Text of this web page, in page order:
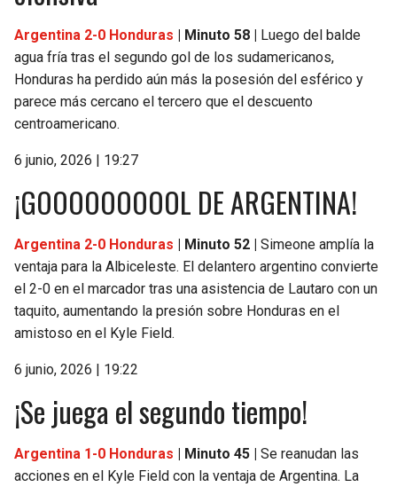
Argentina 2-0 Honduras | Minuto 58 | Luego del balde
agua fría tras el segundo gol de los sudamericanos,
Honduras ha perdido aún más la posesión del esférico y
parece más cercano el tercero que el descuento
centroamericano.
6 junio, 2026 | 19:27
¡GOOOOOOOOOL DE ARGENTINA!
Argentina 2-0 Honduras | Minuto 52 | Simeone amplía la
ventaja para la Albiceleste. El delantero argentino convierte
el 2-0 en el marcador tras una asistencia de Lautaro con un
taquito, aumentando la presión sobre Honduras en el
amistoso en el Kyle Field.
6 junio, 2026 | 19:22
¡Se juega el segundo tiempo!
Argentina 1-0 Honduras | Minuto 45 | Se reanudan las
acciones en el Kyle Field con la ventaja de Argentina. La